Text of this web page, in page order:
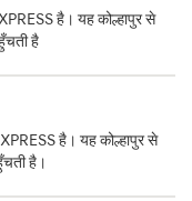
है। यह कोल्हापुर से
है
है। यह कोल्हापुर से
है।